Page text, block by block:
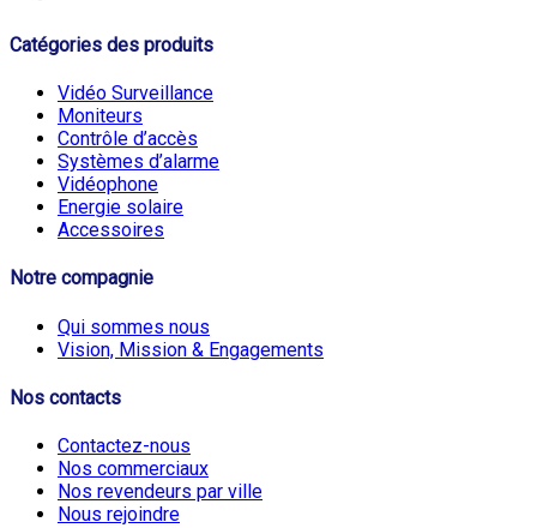
Catégories des produits
Vidéo Surveillance
Moniteurs
Contrôle d’accès
Systèmes d’alarme
Vidéophone
Energie solaire
Accessoires
Notre compagnie
Qui sommes nous
Vision, Mission & Engagements
Nos contacts
Contactez-nous
Nos commerciaux
Nos revendeurs par ville
Nous rejoindre